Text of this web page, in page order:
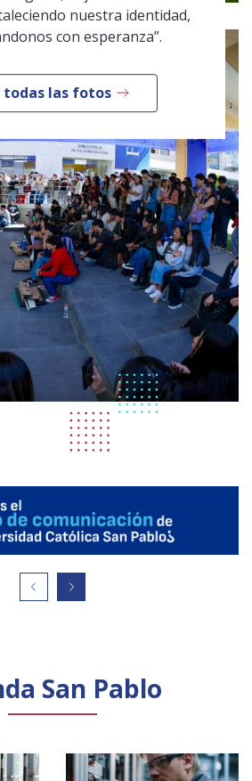
nuestra identidad,
con esperanza”.
todas las fotos
San Pablo